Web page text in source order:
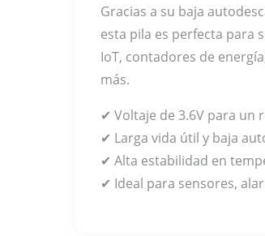
Gracias a su baja
esta pila es perfecta para
IoT, contadores de
más.
✔ Voltaje de 3.6V para
✔ Larga vida útil y baja
✔ Alta estabilidad en
✔ Ideal para sensores,